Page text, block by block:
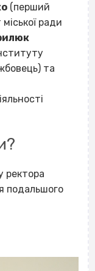
(перший
ради
та
ректора
подальшого